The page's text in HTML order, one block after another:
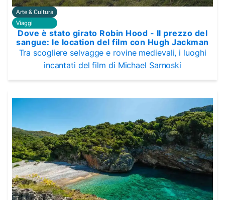
Arte & Cultura
Viaggi
Dove è stato girato Robin Hood - Il prezzo del
sangue: le location del film con Hugh Jackman
Tra scogliere selvagge e rovine medievali, i luoghi
incantati del film di Michael Sarnoski